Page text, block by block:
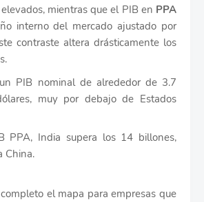
mientras que el PIB en PPA
interno del mercado ajustado por
contraste altera drásticamente los
PIB nominal de alrededor de 3.7
muy por debajo de Estados
PPA, India supera los 14 billones,
China.
el mapa para empresas que